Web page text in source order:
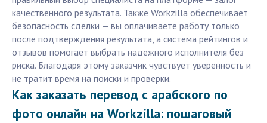
качественного результата. Также Workzilla обеспечивает
безопасность сделки — вы оплачиваете работу только
после подтверждения результата, а система рейтингов и
отзывов помогает выбрать надежного исполнителя без
риска. Благодаря этому заказчик чувствует уверенность и
не тратит время на поиски и проверки.
Как заказать перевод с арабского по
фото онлайн на Workzilla: пошаговый